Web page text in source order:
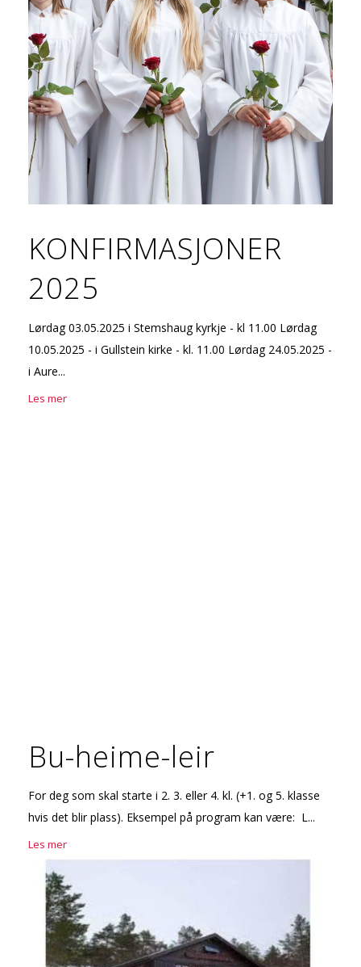
KONFIRMASJONER
2025
Lørdag 03.05.2025 i Stemshaug kyrkje - kl 11.00 Lørdag
10.05.2025 - i Gullstein kirke - kl. 11.00 Lørdag 24.05.2025 -
i Aure...
Les mer
Bu-heime-leir
For deg som skal starte i 2. 3. eller 4. kl. (+1. og 5. klasse
hvis det blir plass). Eksempel på program kan være: L...
Les mer